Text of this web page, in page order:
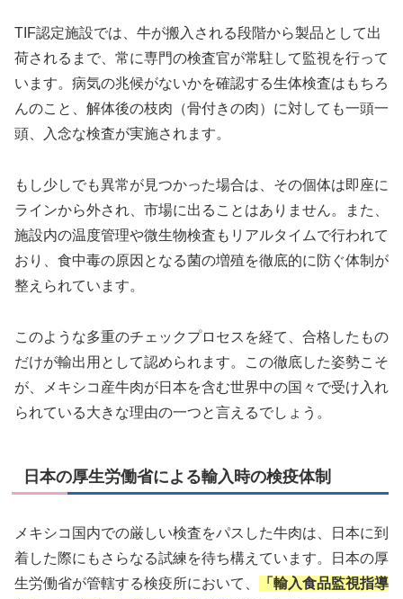
TIF認定施設では、牛が搬入される段階から製品として出
荷されるまで、常に専門の検査官が常駐して監視を行って
います。病気の兆候がないかを確認する生体検査はもちろ
んのこと、解体後の枝肉（骨付きの肉）に対しても一頭一
頭、入念な検査が実施されます。
もし少しでも異常が見つかった場合は、その個体は即座に
ラインから外され、市場に出ることはありません。また、
施設内の温度管理や微生物検査もリアルタイムで行われて
おり、食中毒の原因となる菌の増殖を徹底的に防ぐ体制が
整えられています。
このような多重のチェックプロセスを経て、合格したもの
だけが輸出用として認められます。この徹底した姿勢こそ
が、メキシコ産牛肉が日本を含む世界中の国々で受け入れ
られている大きな理由の一つと言えるでしょう。
日本の厚生労働省による輸入時の検疫体制
メキシコ国内での厳しい検査をパスした牛肉は、日本に到
着した際にもさらなる試練を待ち構えています。日本の厚
生労働省が管轄する検疫所において、
「輸入食品監視指導